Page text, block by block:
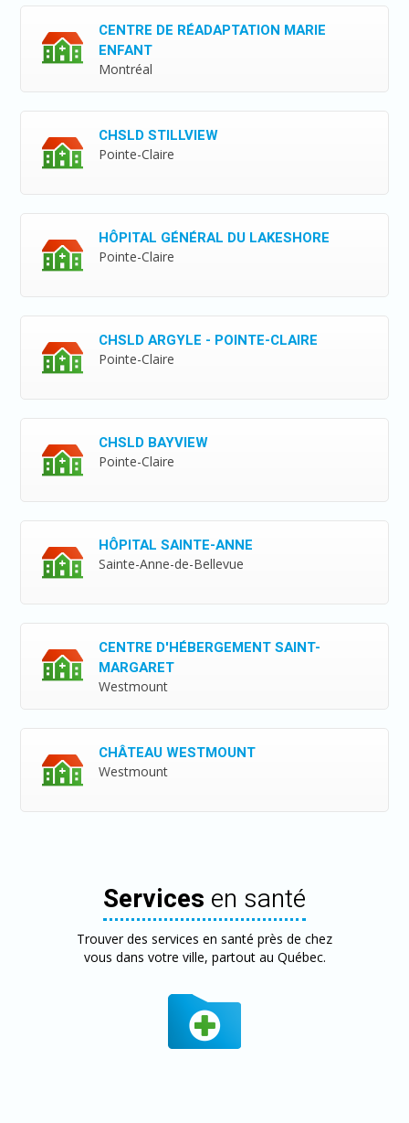
CENTRE DE RÉADAPTATION MARIE
ENFANT
Montréal
CHSLD STILLVIEW
Pointe-Claire
HÔPITAL GÉNÉRAL DU LAKESHORE
Pointe-Claire
CHSLD ARGYLE - POINTE-CLAIRE
Pointe-Claire
CHSLD BAYVIEW
Pointe-Claire
HÔPITAL SAINTE-ANNE
Sainte-Anne-de-Bellevue
CENTRE D'HÉBERGEMENT SAINT-
MARGARET
Westmount
CHÂTEAU WESTMOUNT
Westmount
Services en santé
Trouver des services en santé près de chez
vous dans votre ville, partout au Québec.